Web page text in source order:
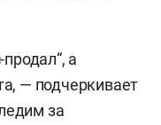
а
— подчеркивает
за